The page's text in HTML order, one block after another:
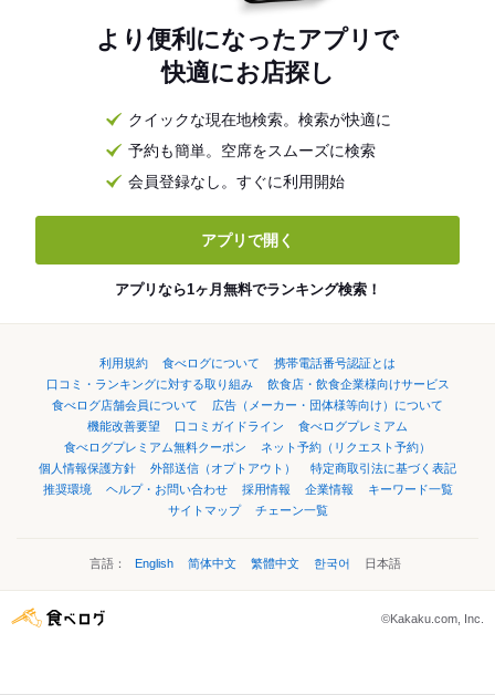
より便利になったアプリで
快適にお店探し
クイックな現在地検索。検索が快適に
予約も簡単。空席をスムーズに検索
会員登録なし。すぐに利用開始
アプリで開く
アプリなら1ヶ月無料でランキング検索！
利用規約 食べログについて
携帯電話番号認証とは
口コミ・ランキングに対する取り組み
飲食店・飲食企業様向けサービス
食べログ店舗会員について
広告（メーカー・団体様等向け）について
機能改善要望
口コミガイドライン
食べログプレミアム
食べログプレミアム無料クーポン
ネット予約（リクエスト予約）
個人情報保護方針
外部送信（オプトアウト）
特定商取引法に基づく表記
推奨環境
ヘルプ・お問い合わせ 採用情報 企業情報
キーワード一覧
サイトマップ
チェーン一覧
言語： English 简体中文 繁體中文 한국어 日本語
©Kakaku.com, Inc.